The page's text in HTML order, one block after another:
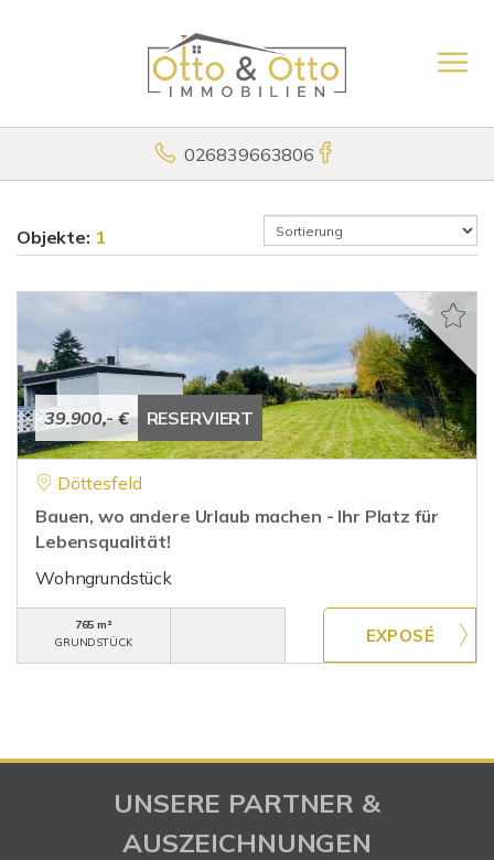
026839663806
Objekte: 1
39.900,- € RESERVIERT
Döttesfeld
Bauen, wo andere Urlaub machen - Ihr Platz für
Lebensqualität!
Wohngrundstück
765 m²
GRUNDSTÜCK
UNSERE PARTNER &
AUSZEICHNUNGEN